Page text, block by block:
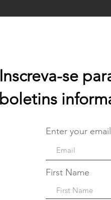
Enter your
First Name
Inscreva-se
boletins